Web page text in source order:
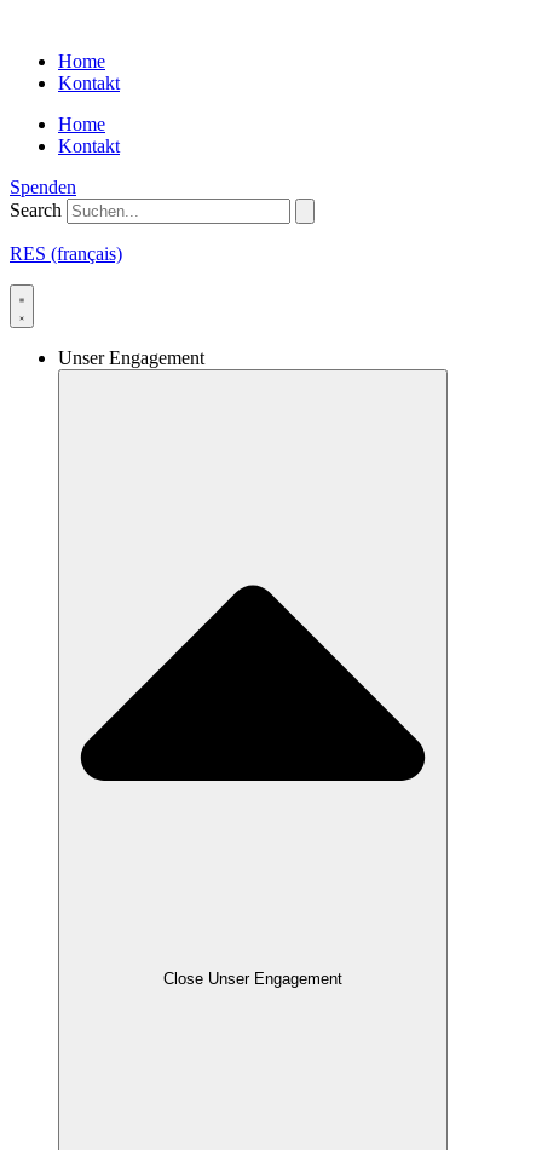
contentHome
Kontakt
Home
Kontakt
Spenden
Search
RES (français)
Unser Engagement
Close Unser Engagement